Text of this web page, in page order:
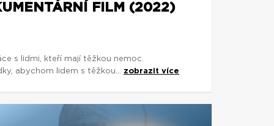
FILM (2022)
s lidmi, kteří mají těžkou nemoc.
abychom lidem s těžkou... zobrazit více